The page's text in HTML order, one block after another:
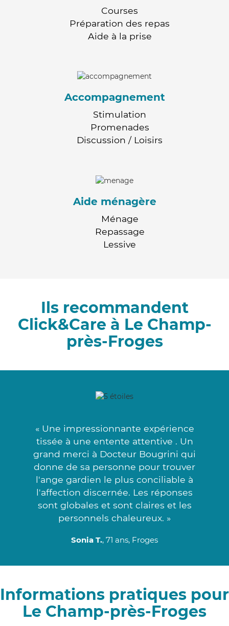
Courses
Préparation des repas
Aide à la prise
Accompagnement
Stimulation
Promenades
Discussion / Loisirs
Aide ménagère
Ménage
Repassage
Lessive
Ils recommandent
Click&Care à Le Champ-
près-Froges
« Une impressionnante expérience
tissée à une entente attentive . Un
grand merci à Docteur Bougrini qui
donne de sa personne pour trouver
l'ange gardien le plus conciliable à
l'affection discernée. Les réponses
sont globales et sont claires et les
personnels chaleureux. »
Sonia T., 71 ans, Froges
Informations pratiques pour
Le Champ-près-Froges